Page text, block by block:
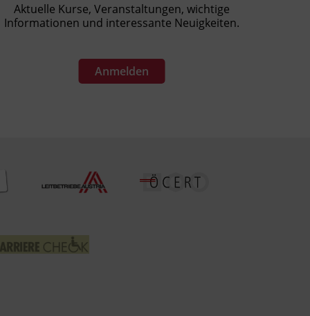
Aktuelle Kurse, Veranstaltungen, wichtige
Informationen und interessante Neuigkeiten.
Anmelden